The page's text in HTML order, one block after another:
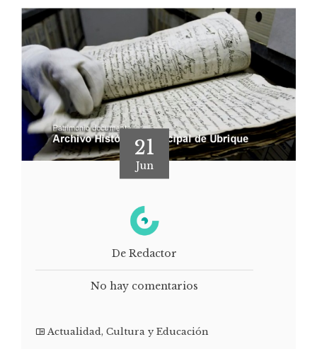
21
Jun
De Redactor
No hay comentarios
Actualidad, Cultura y Educación